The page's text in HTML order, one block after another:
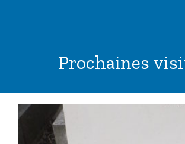
Prochaines